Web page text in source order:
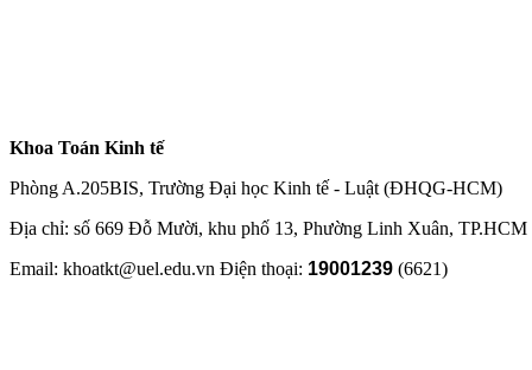
Khoa Toán Kinh tế
Phòng A.205BIS, Trường Đại học Kinh tế - Luật (ĐHQG-HCM)
Địa chỉ: số 669 Đỗ Mười, khu phố 13, Phường Linh Xuân, TP.HCM
Email: khoatkt@uel.edu.vn Điện thoại: 19001239 (6621)